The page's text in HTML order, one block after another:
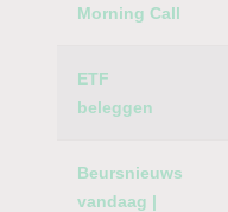
Morning Call
ETF
beleggen
Beursnieuws
vandaag |